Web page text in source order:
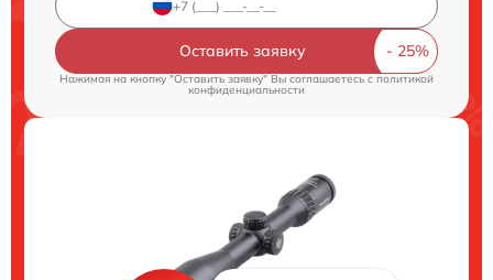
Оставить заявку
Нажимая на кнопку "Оставить заявку" Вы соглашаетесь cполитикой
конфиденциальности